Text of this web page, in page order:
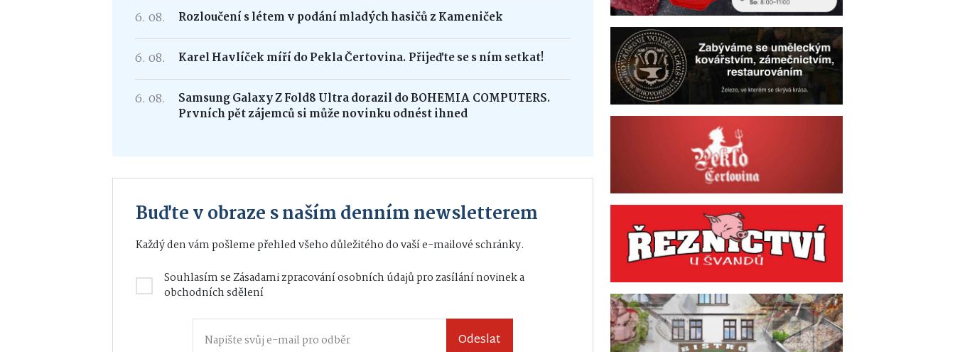
6. 08. Rozloučení s létem v podání mladých hasičů z Kameniček
6. 08. Karel Havlíček míří do Pekla Čertovina. Přijeďte se s ním setkat!
6. 08.
Samsung Galaxy Z Fold8 Ultra dorazil do BOHEMIA COMPUTERS.
Prvních pět zájemců si může novinku odnést ihned
Buďte v obraze s naším denním newsletterem
Každý den vám pošleme přehled všeho důležitého do vaší e-mailové schránky.
Souhlasím seZásadami zpracování osobních údajůpro zasílání novinek a
obchodních sdělení
Odeslat